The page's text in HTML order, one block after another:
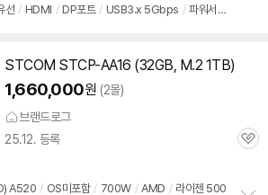
선 / HDMI / DP포트 / USB3.x 5Gbps / 파워서플
STCOM STCP-AA16 (32GB, M.2 1TB)
1,660,000원 (2몰)
브랜드로그
25.12. 등록
관
A520 / OS미포함 / 700W / AMD / 라이젠 500